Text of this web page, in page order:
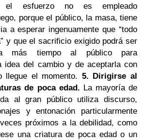
el esfuerzo no es empleado
porque el público, la masa, tiene
a esperar ingenuamente que “todo
y que el sacrificio exigido podrá ser
más tiempo al público para
idea del cambio y de aceptarla con
llegue el momento. 5. Dirigirse al
de poca edad. La mayoría de
al gran público utiliza discurso,
y entonación particularmente
próximos a la debilidad, como
una criatura de poca edad o un